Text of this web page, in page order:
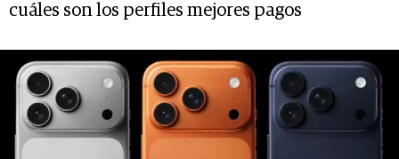
cuáles son los perfiles mejores pagos